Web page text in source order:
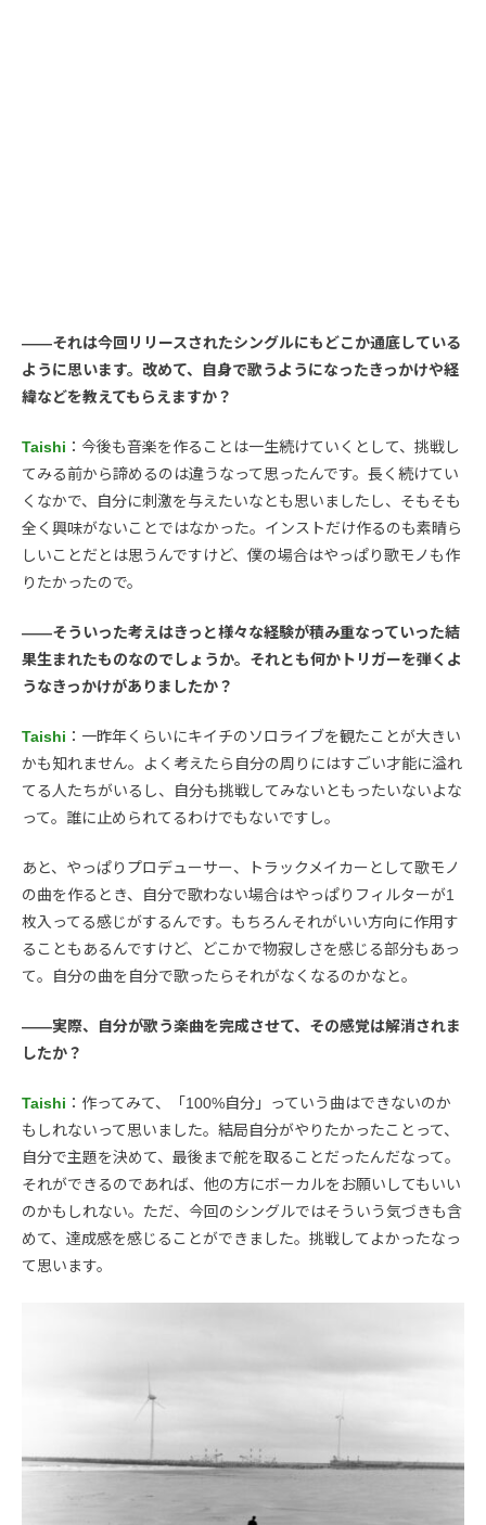
――それは今回リリースされたシングルにもどこか通底している
ように思います。改めて、自身で歌うようになったきっかけや経
緯などを教えてもらえますか？
Taishi ：今後も音楽を作ることは一生続けていくとして、挑戦し
てみる前から諦めるのは違うなって思ったんです。長く続けてい
くなかで、自分に刺激を与えたいなとも思いましたし、そもそも
全く興味がないことではなかった。インストだけ作るのも素晴ら
しいことだとは思うんですけど、僕の場合はやっぱり歌モノも作
りたかったので。
――そういった考えはきっと様々な経験が積み重なっていった結
果生まれたものなのでしょうか。それとも何かトリガーを弾くよ
うなきっかけがありましたか？
Taishi ：一昨年くらいにキイチのソロライブを観たことが大きい
かも知れません。よく考えたら自分の周りにはすごい才能に溢れ
てる人たちがいるし、自分も挑戦してみないともったいないよな
って。誰に止められてるわけでもないですし。
あと、やっぱりプロデューサー、トラックメイカーとして歌モノ
の曲を作るとき、自分で歌わない場合はやっぱりフィルターが1
枚入ってる感じがするんです。もちろんそれがいい方向に作用す
ることもあるんですけど、どこかで物寂しさを感じる部分もあっ
て。自分の曲を自分で歌ったらそれがなくなるのかなと。
――実際、自分が歌う楽曲を完成させて、その感覚は解消されま
したか？
Taishi ：作ってみて、「100%自分」っていう曲はできないのか
もしれないって思いました。結局自分がやりたかったことって、
自分で主題を決めて、最後まで舵を取ることだったんだなって。
それができるのであれば、他の方にボーカルをお願いしてもいい
のかもしれない。ただ、今回のシングルではそういう気づきも含
めて、達成感を感じることができました。挑戦してよかったなっ
て思います。